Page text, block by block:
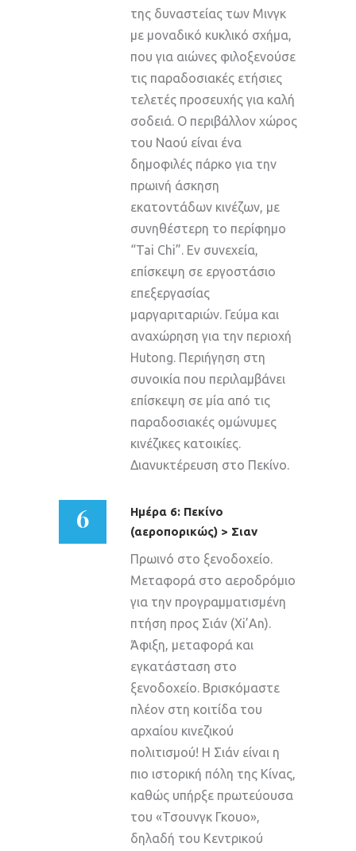
της δυναστείας των Μινγκ
με μοναδικό κυκλικό σχήμα,
που για αιώνες φιλοξενούσε
τις παραδοσιακές ετήσιες
τελετές προσευχής για καλή
σοδειά. Ο περιβάλλον χώρος
του Ναού είναι ένα
δημοφιλές πάρκο για την
πρωινή άσκηση
εκατοντάδων κινέζων, με
συνηθέστερη το περίφημο
“Tai Chi”. Εν συνεχεία,
επίσκεψη σε εργοστάσιο
επεξεργασίας
μαργαριταριών. Γεύμα και
αναχώρηση για την περιοχή
Hutong. Περιήγηση στη
συνοικία που περιλαμβάνει
επίσκεψη σε μία από τις
παραδοσιακές ομώνυμες
κινέζικες κατοικίες.
Διανυκτέρευση στο Πεκίνο.
6
Ημέρα 6: Πεκίνο
(αεροπορικώς) > Σιαν
Πρωινό στο ξενοδοχείο.
Μεταφορά στο αεροδρόμιο
για την προγραμματισμένη
πτήση προς Σιάν (Xi’An).
Άφιξη, μεταφορά και
εγκατάσταση στο
ξενοδοχείο. Βρισκόμαστε
πλέον στη κοιτίδα του
αρχαίου κινεζικού
πολιτισμού! Η Σιάν είναι η
πιο ιστορική πόλη της Κίνας,
καθώς υπήρξε πρωτεύουσα
του «Τσουνγκ Γκουο»,
δηλαδή του Κεντρικού